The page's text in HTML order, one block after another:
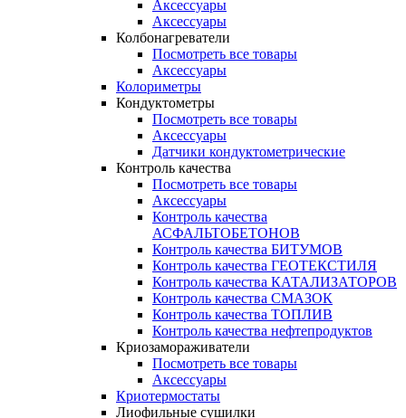
Аксессуары
Аксессуары
Колбонагреватели
Посмотреть все товары
Аксессуары
Колориметры
Кондуктометры
Посмотреть все товары
Аксессуары
Датчики кондуктометрические
Контроль качества
Посмотреть все товары
Аксессуары
Контроль качества
АСФАЛЬТОБЕТОНОВ
Контроль качества БИТУМОВ
Контроль качества ГЕОТЕКСТИЛЯ
Контроль качества КАТАЛИЗАТОРОВ
Контроль качества СМАЗОК
Контроль качества ТОПЛИВ
Контроль качества нефтепродуктов
Криозамораживатели
Посмотреть все товары
Аксессуары
Криотермостаты
Лиофильные сушилки